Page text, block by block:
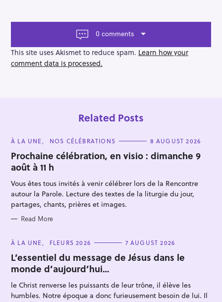
a
g
a
t
0 comments
This site uses Akismet to reduce spam. Learn how your
comment data is processed.
Related Posts
C
T
E
G
O
R
I
E
S
À LA UNE NOS CÉLÉBRATIONS 8 AUGUST 2026
Prochaine célébration, en visio : dimanche 9
août à 11 h
Vous êtes tous invités à venir célébrer lors de la Rencontre
autour la Parole. Lecture des textes de la liturgie du jour,
partages, chants, prières et images.
Read More
C
T
E
G
O
R
I
E
S
À LA UNE FLEURS 2026 7 AUGUST 2026
L’essentiel du message de Jésus dans le
monde d’aujourd’hui…
le Christ renverse les puissants de leur trône, il élève les
humbles. Notre époque a donc furieusement besoin de lui. Il
S
a
r
c
f